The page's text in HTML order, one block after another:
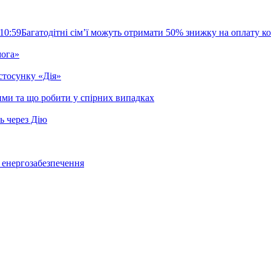
10:59Багатодітні сім’ї можуть отримати 50% знижку на
«Дія»
та що робити у спірних випадках
через Дію